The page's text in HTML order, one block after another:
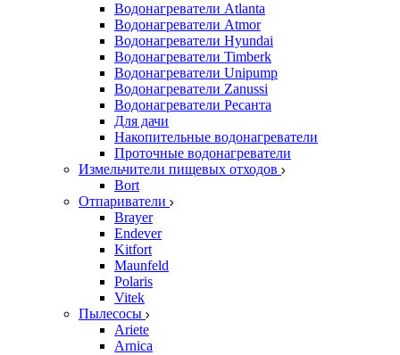
Водонагреватели Atlanta
Водонагреватели Atmor
Водонагреватели Hyundai
Водонагреватели Timberk
Водонагреватели Unipump
Водонагреватели Zanussi
Водонагреватели Ресанта
Для дачи
Накопительные водонагреватели
Проточные водонагреватели
Измельчители пищевых отходов
Bort
Отпариватели
Brayer
Endever
Kitfort
Maunfeld
Polaris
Vitek
Пылесосы
Ariete
Arnica